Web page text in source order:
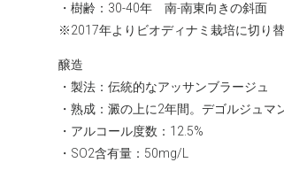
・樹齢：30-40年 南-南東向きの斜面
※2017年よりビオディナミ栽培に切り替
醸造
・製法：伝統的なアッサンブラージュ
・熟成：澱の上に2年間。デゴルジュマ
・アルコール度数：12.5%
・SO2含有量：50mg/L